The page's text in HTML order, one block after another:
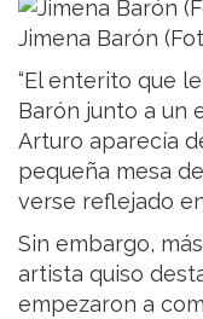
Jimena Barón
“El enterito que
Barón junto a un
Arturo aparecía
pequeña mesa
verse reflejado
Sin embargo,
artista quiso
empezaron a